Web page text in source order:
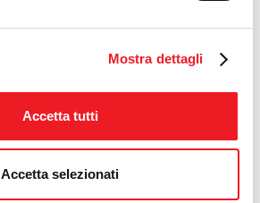
Mostra dettagli
Accetta tutti
Accetta selezionati